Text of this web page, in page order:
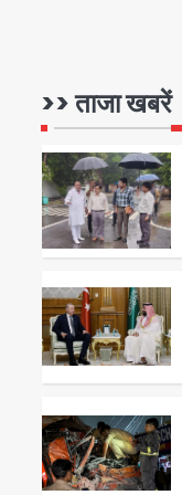
>> ताजा खबरें
1
2
3
4